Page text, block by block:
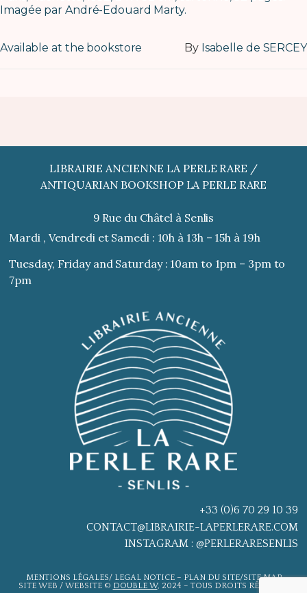
Imagée par André-Edouard Marty.
Available at the bookstore By Isabelle de SERCEY
LIBRAIRIE ANCIENNE LA PERLE RARE /
ANTIQUARIAN BOOKSHOP LA PERLE RARE
9 Rue du Châtel à Senlis
Mardi , Vendredi et Samedi : 10h à 13h – 15h à 19h
Tuesday, Friday and Saturday : 10am to 1pm – 3pm to
7pm
+33 (0)6 70 29 10 39
CONTACT@LIBRAIRIE-LAPERLERARE.COM
INSTAGRAM : @PERLERARESENLIS
MENTIONS LÉGALES/ LEGAL NOTICE – PLAN DU SITE/SITE MAP
SITE WEB / WEBSITE © DOUBLE W, 2024 – TOUS DROITS RÉSERVÉS